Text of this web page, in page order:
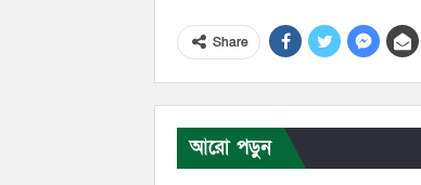
Share
আরো পড়ুন